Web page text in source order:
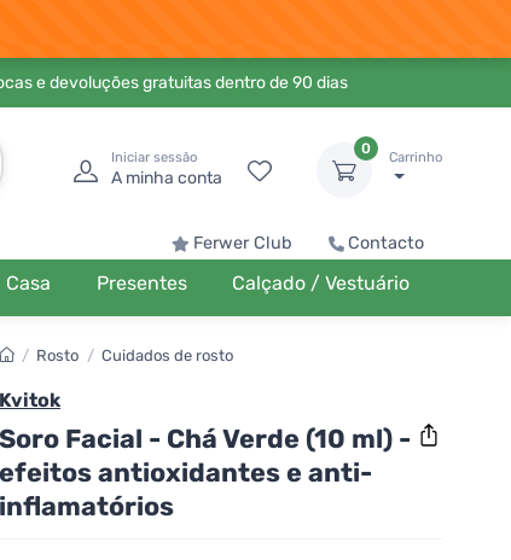
e devoluções gratuitas dentro de 90 dias
Iniciar sessão
A minha conta
0
Carrinho
Ferwer Club Contacto
Casa Presentes Calçado / Vestuário
/ Rosto / Cuidados de rosto
Kvitok
Soro Facial - Chá Verde (10 ml) -
efeitos antioxidantes e anti-
inflamatórios